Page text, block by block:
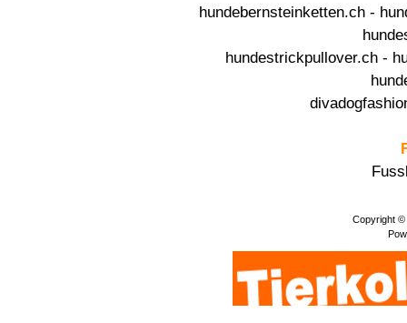
hundebernsteinketten.ch -
hundestrickpullover.ch-
Copyright